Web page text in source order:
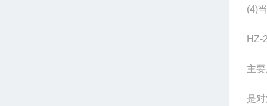
(4)
HZ-
主
是